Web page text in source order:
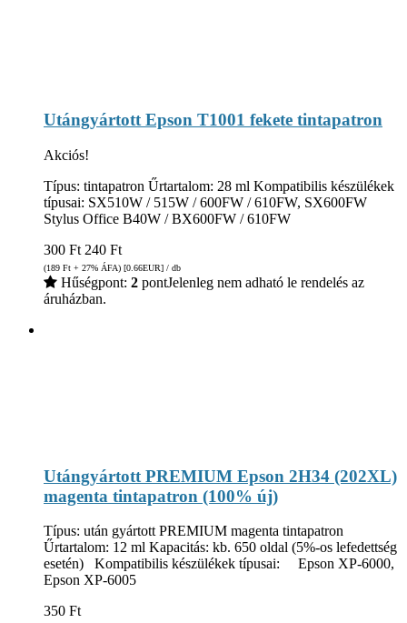
Utángyártott Epson T1001 fekete tintapatron
Akciós!
Típus: tintapatron Űrtartalom: 28 ml Kompatibilis készülékek
típusai: SX510W / 515W / 600FW / 610FW, SX600FW
Stylus Office B40W / BX600FW / 610FW
300 Ft 240 Ft
(189 Ft + 27% ÁFA) [0.66EUR] / db
Hűségpont: 2 pontJelenleg nem adható le rendelés az
áruházban.
Utángyártott PREMIUM Epson 2H34 (202XL)
magenta tintapatron (100% új)
Típus: után gyártott PREMIUM magenta tintapatron
Űrtartalom: 12 ml Kapacitás: kb. 650 oldal (5%-os lefedettség
esetén) Kompatibilis készülékek típusai: Epson XP-6000,
Epson XP-6005
350 Ft